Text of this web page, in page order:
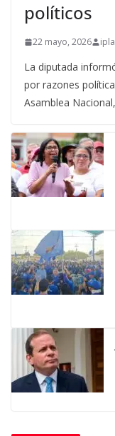
políticos
22 mayo, 2026
La diputada
por razones
Asamblea